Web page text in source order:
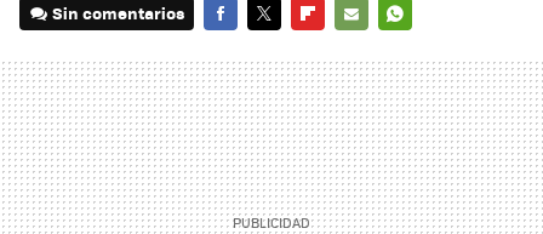
Sin comentarios
MAIL